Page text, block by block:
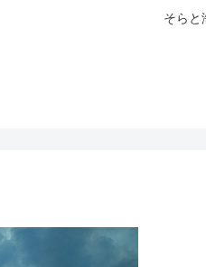
そらと